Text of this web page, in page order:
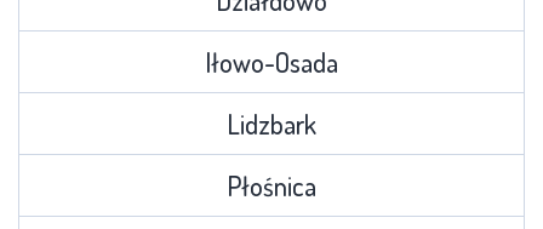
Iłowo-Osada
Lidzbark
Płośnica